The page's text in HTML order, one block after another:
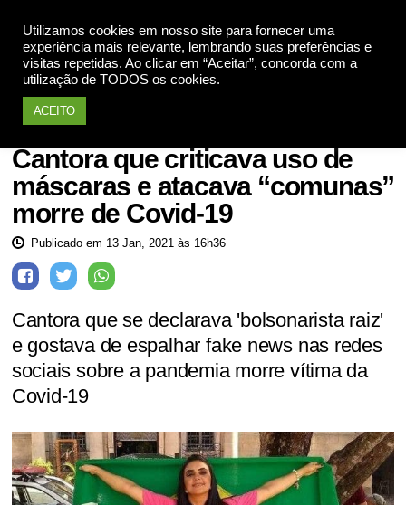
Utilizamos cookies em nosso site para fornecer uma
experiência mais relevante, lembrando suas preferências e
visitas repetidas. Ao clicar em “Aceitar”, concorda com a
utilização de TODOS os cookies.
ACEITO
Saúde
Cantora que criticava uso de
máscaras e atacava “comunas”
morre de Covid-19
Publicado em 13 Jan, 2021 às 16h36
Cantora que se declarava 'bolsonarista raiz'
e gostava de espalhar fake news nas redes
sociais sobre a pandemia morre vítima da
Covid-19